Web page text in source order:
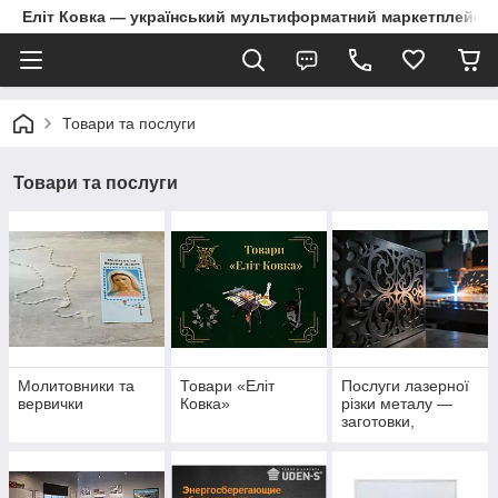
Еліт Ковка — український мультиформатний маркетплейс
Товари та послуги
Товари та послуги
Молитовники та
вервички
Товари «Еліт
Ковка»
Послуги лазерної
різки металу —
заготовки,